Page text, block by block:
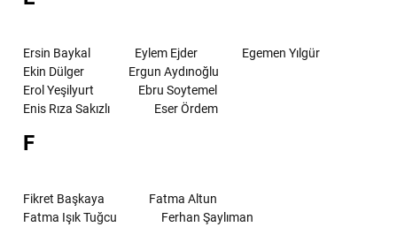
Ersin Baykal Eylem Ejder
Egemen Yılgür
Ekin Dülger
Ergun Aydınoğlu
Erol Yeşilyurt
Ebru Soytemel
Enis Rıza Sakızlı
Eser Ördem
F
Fikret Başkaya
Fatma Altun
Fatma Işık Tuğcu
Ferhan Şaylıman